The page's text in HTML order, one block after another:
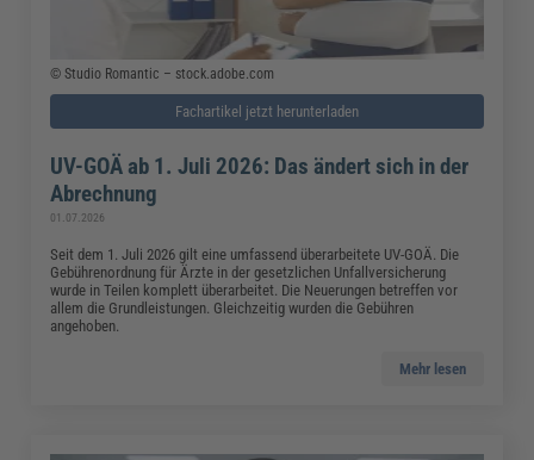
© Studio Romantic – stock.adobe.com
Fachartikel jetzt herunterladen
UV-GOÄ ab 1. Juli 2026: Das ändert sich in der
Abrechnung
01.07.2026
Seit dem 1. Juli 2026 gilt eine umfassend überarbeitete UV-GOÄ. Die
Gebührenordnung für Ärzte in der gesetzlichen Unfallversicherung
wurde in Teilen komplett überarbeitet. Die Neuerungen betreffen vor
allem die Grundleistungen. Gleichzeitig wurden die Gebühren
angehoben.
Mehr lesen